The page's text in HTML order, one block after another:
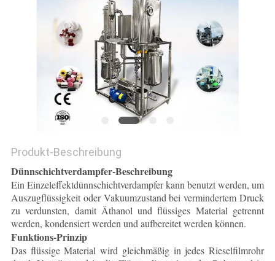
DATENSCHUTZRICHTLINIE
Produkt-Beschreibung
Dünnschichtverdampfer-Beschreibung
Ein Einzeleffektdünnschichtverdampfer kann benutzt werden, um
Auszugflüssigkeit oder Vakuumzustand bei vermindertem Druck
zu verdunsten, damit Äthanol und flüssiges Material getrennt
werden, kondensiert werden und aufbereitet werden können.
Funktions-Prinzip
Das flüssige Material wird gleichmäßig in jedes Rieselfilmrohr